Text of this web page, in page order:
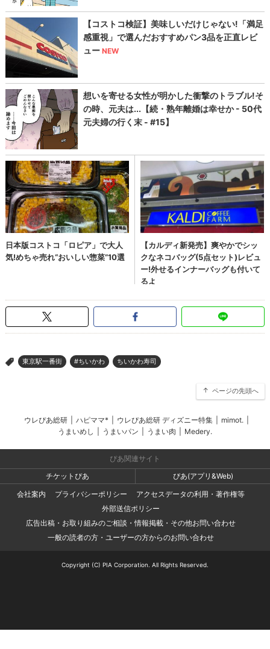
> 東京駅一番街 #ちいかわ ちいかわ寿司
ページの先頭へ
ウレぴあ総研 ハピママ* ウレぴあ総研 ディズニー特集 mimot.
うまいめし
うまいパン うまい肉 Medery.
ぴあ関連サイト
チケットぴあ
ぴあ(アプリ&Web)
会社案内
プライバシーポリシー
アクセスデータの利用・著作権等
外部送信ポリシー
広告出稿・お取り組みのご相談・情報掲載・その他お問い合わせ
一般の読者の方・ユーザーの方からのお問い合わせ
Copyright (C) PIA Corporation. All Rights Reserved.